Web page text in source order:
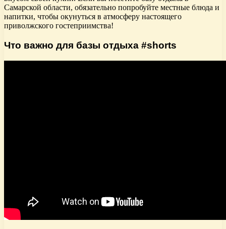
Самарской области, обязательно попробуйте местные блюда и
напитки, чтобы окунуться в атмосферу настоящего
приволжского гостеприимства!
Что важно для базы отдыха #shorts